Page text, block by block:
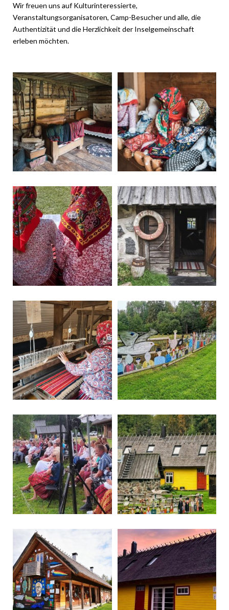
Wir freuen uns auf Kulturinteressierte,
Veranstaltungsorganisatoren, Camp-Besucher und alle, die
Authentizität und die Herzlichkeit der Inselgemeinschaft
erleben möchten.